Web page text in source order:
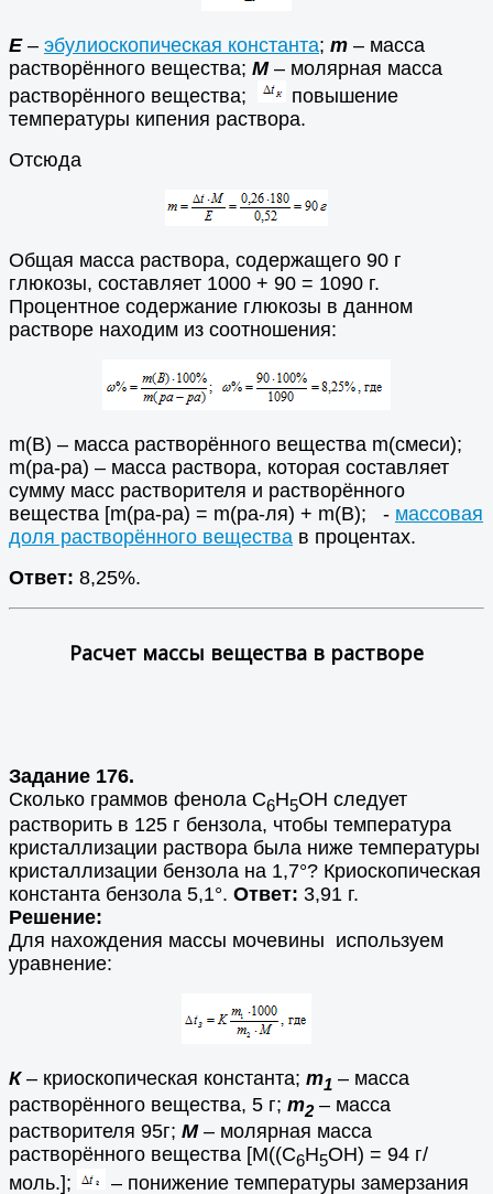
Е– эбулиоскопическая константа; m – масса
растворённого вещества; М– молярная масса
растворённого вещества;
повышение
температуры кипения раствора.
Отсюда
Общая масса раствора, содержащего 90 г
глюкозы, составляет 1000 + 90 = 1090 г.
Процентное содержание глюкозы в данном
растворе находим из соотношения:
m(B) – масса растворённого вещества m(смеси);
m(ра-ра) – масса раствора, которая составляет
сумму масс растворителя и растворённого
вещества [m(ра-ра) = m(ра-ля) + m(В); - массовая
доля растворённого вещества в процентах.
Ответ: 8,25%.
Расчет массы вещества в растворе
Задание 176.
Сколько граммов фенола С6Н5ОН следует
растворить в 125 г бензола, чтобы температура
кристаллизации раствора была ниже температуры
кристаллизации бензола на 1,7°? Криоскопическая
константа бензола 5,1°. Ответ: 3,91 г.
Решение:
Для нахождения массы мочевины используем
уравнение:
К – криоскопическая константа; m1 – масса
растворённого вещества, 5 г; m2– масса
растворителя 95г; М– молярная масса
растворённого вещества [М((С6Н5ОН) = 94 г/
моль.];
– понижение температуры замерзания